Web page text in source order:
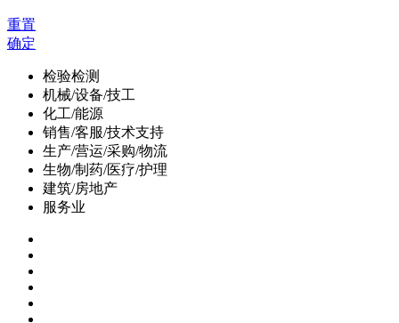
重置
确定
检验检测
机械/设备/技工
化工/能源
销售/客服/技术支持
生产/营运/采购/物流
生物/制药/医疗/护理
建筑/房地产
服务业